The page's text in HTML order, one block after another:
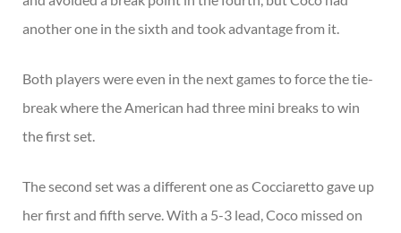
another one in the sixth and took advantage from it.
Both players were even in the next games to force the tie-
break where the American had three mini breaks to win
the first set.
The second set was a different one as Cocciaretto gave up
her first and fifth serve. With a 5-3 lead, Coco missed on